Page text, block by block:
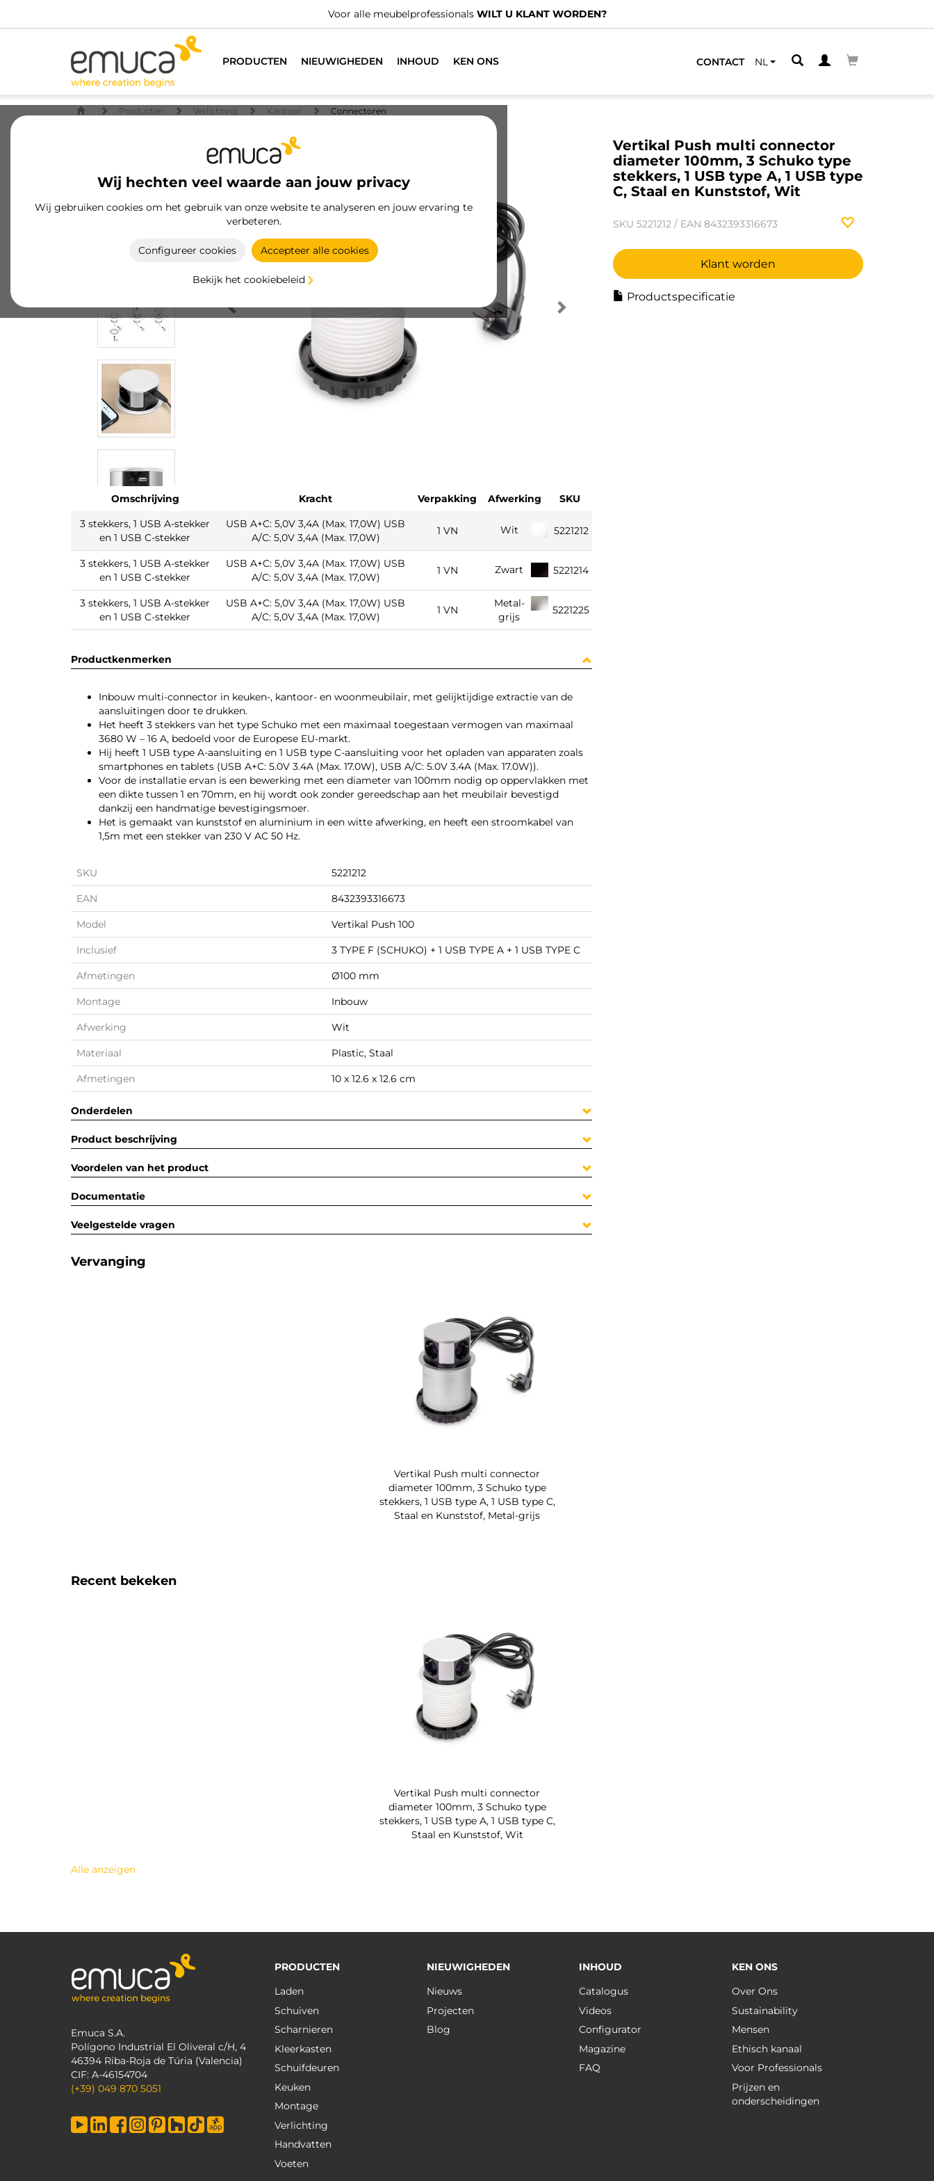
Voor alle meubelprofessionalsWILT U KLANT WORDEN?
PRODUCTEN NIEUWIGHEDEN INHOUD KEN ONS CONTACT NL
Wij hechten veel waarde aan jouw privacy
Wij gebruiken cookies om het gebruik van onze website te analyseren en jouw ervaring te
verbeteren.
Configureer cookies Accepteer alle cookies
Bekijk het cookiebeleid
Producten Verlichting Kantoor Connectoren
Vertikal Push multi connector
diameter 100mm, 3 Schuko type
stekkers, 1 USB type A, 1 USB type
C, Staal en Kunststof, Wit
SKU 5221212 / EAN 8432393316673
Klant worden
Productspecificatie
Omschrijving Kracht Verpakking Afwerking
SKU
3 stekkers, 1 USB A-stekker
en 1 USB C-stekker
USB A+C: 5,0V 3,4A (Max. 17,0W) USB
A/C: 5,0V 3,4A (Max. 17,0W)
1 VN Wit 5221212
3 stekkers, 1 USB A-stekker
en 1 USB C-stekker
USB A+C: 5,0V 3,4A (Max. 17,0W) USB
A/C: 5,0V 3,4A (Max. 17,0W)
1 VN Zwart 5221214
3 stekkers, 1 USB A-stekker
en 1 USB C-stekker
USB A+C: 5,0V 3,4A (Max. 17,0W) USB
A/C: 5,0V 3,4A (Max. 17,0W)
1 VN
Metal-
grijs
5221225
Productkenmerken
Inbouw multi-connector in keuken-, kantoor- en woonmeubilair, met gelijktijdige extractie van de
aansluitingen door te drukken.
Het heeft 3 stekkers van het type Schuko met een maximaal toegestaan ​​vermogen van maximaal
3680 W – 16 A, bedoeld voor de Europese EU-markt.
Hij heeft 1 USB type A-aansluiting en 1 USB type C-aansluiting voor het opladen van apparaten zoals
smartphones en tablets (USB A+C: 5.0V 3.4A (Max. 17.0W), USB A/C: 5.0V 3.4A (Max. 17.0W)).
Voor de installatie ervan is een bewerking met een diameter van 100mm nodig op oppervlakken met
een dikte tussen 1 en 70mm, en hij wordt ook zonder gereedschap aan het meubilair bevestigd
dankzij een handmatige bevestigingsmoer.
Het is gemaakt van kunststof en aluminium in een witte afwerking, en heeft een stroomkabel van
1,5m met een stekker van 230 V AC 50 Hz.
SKU 5221212
EAN 8432393316673
Model Vertikal Push 100
Inclusief 3 TYPE F (SCHUKO) + 1 USB TYPE A + 1 USB TYPE C
Afmetingen Ø100 mm
Montage Inbouw
Afwerking Wit
Materiaal Plastic, Staal
Afmetingen 10 x 12.6 x 12.6 cm
Onderdelen
Product beschrijving
Voordelen van het product
Documentatie
Veelgestelde vragen
Vervanging
Vertikal Push multi connector
diameter 100mm, 3 Schuko type
stekkers, 1 USB type A, 1 USB type C,
Staal en Kunststof, Metal-grijs
Recent bekeken
Vertikal Push multi connector
diameter 100mm, 3 Schuko type
stekkers, 1 USB type A, 1 USB type C,
Staal en Kunststof, Wit
Alle anzeigen
Emuca S.A.
Polígono Industrial El Oliveral c/H, 4
46394 Riba-Roja de Túria (Valencia)
CIF: A-46154704
(+39) 049 870 5051
PRODUCTEN
Laden
Schuiven
Scharnieren
Kleerkasten
Schuifdeuren
Keuken
Montage
Verlichting
Handvatten
Voeten
NIEUWIGHEDEN
Nieuws
Projecten
Blog
INHOUD
Catalogus
Videos
Configurator
Magazine
FAQ
KEN ONS
Over Ons
Sustainability
Mensen
Ethisch kanaal
Voor Professionals
Prijzen en
onderscheidingen